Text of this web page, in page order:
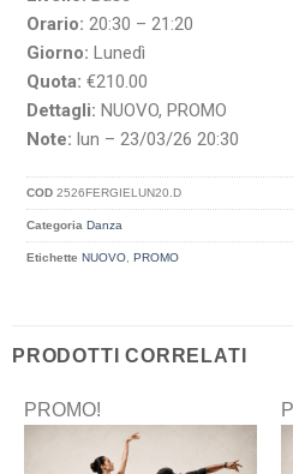
Orario: 20:30 – 21:20
Giorno: Lunedì
Quota: €210.00
Dettagli: NUOVO, PROMO
Note: lun – 23/03/26 20:30
COD2526FERGIELUN20.D
Categoria Danza
Etichette NUOVO, PROMO
PRODOTTI CORRELATI
PROMO!